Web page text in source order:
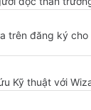
trên đăng ký
Kỹ thuật với